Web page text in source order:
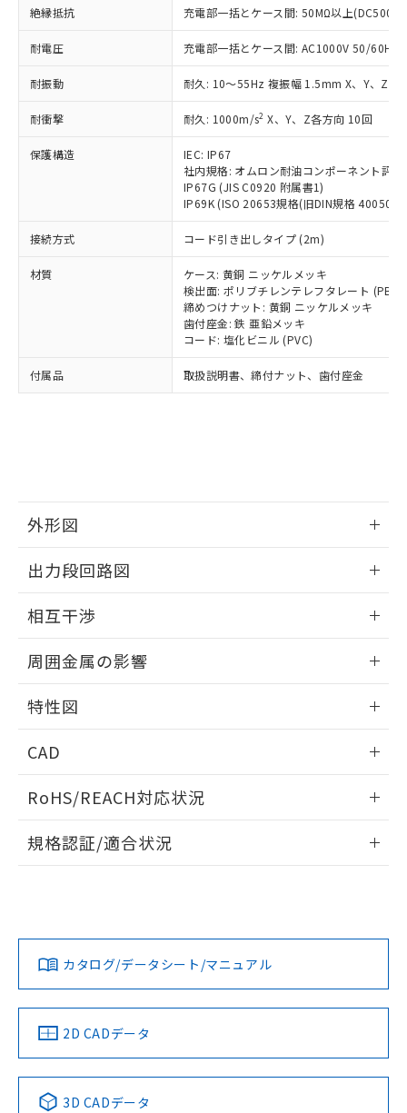
絶縁抵抗 充電部一括とケース間: 50MΩ以上(DC500V
耐電圧 充電部一括とケース間: AC1000V 50/60Hz
耐振動 耐久: 10～55Hz 複振幅 1.5mm X、Y、Z各
耐衝撃 耐久: 1000m/s2 X、Y、Z各方向 10回
保護構造
IEC: IP67
社内規格: オムロン耐油コンポーネント評
IP67G (JIS C0920 附属書1)
IP69K (ISO 20653規格(旧DIN規格 40050
接続方式 コード引き出しタイプ (2m)
材質
ケース: 黄銅 ニッケルメッキ
検出面: ポリブチレンテレフタレート (PBT)
締めつけナット: 黄銅 ニッケルメッキ
歯付座金: 鉄 亜鉛メッキ
コード: 塩化ビニル (PVC)
付属品 取扱説明書、締付ナット、歯付座金
外形図
外形図
出力段回路図
出力段回路図
タイムチャート
相互干渉
相互干渉
A: 70mm以上、B: 45mm以上
周囲金属の影響
周囲金属の影響
上、n: 54mm以上
特性図
検出物体の大きさと材質による影響
検出領域
CAD
ドすることができます。
ログイン/会員登録
ダウンロードデータをご利用いただく前に、以下を必ずお読
みください。
ソフトウェアの使用条件
RoHS/REACH対応状況
EU RoHS 注意事項・凡例
対応済み
中国 RoHS 注意事項・凡例
規格認証/適合状況
LR型式承認
（イギリス
船舶規格）
DNV型式承認
（ノルウェー
BV型式承認
（フランス
KR型式
（韓国
No No No No
カタログ/データシート/マニュアル
2D CADデータ
3D CADデータ
在庫状況および標準価格照会結果は、
記載している更新日時点での社内デー
タに基づき作成されるものであり、閲
覧された時点での実際の在庫および標
準価格とは異なる場合があることをご
正式な納期状況および標準価格はお客
様のお取引先、またはお客様担当のオ
ムロン制御機器販売店・当社販売員に
ご相談ください。
オムロン制御機器販売店や当社販売拠
販売ネットワーク
」をご確認
在庫状況および標準価格結果を当社の
事前の承諾なく第三者に漏洩または開
示しないようお願いします。
マイパーツ機能（部品リスト作成サー
ビス）をご利用いただくには、I-Web
メンバーズにご登録されている必要が
お客様が当ウェブサイト上で当社にご
用者の範囲」に記載されている法人を
指します。
むを得ず変更することがあります。
*EU RoHS指令（10物質）：
鉛(Pb) 1000ppm以下、 水銀(Hg) 1000ppm以下、 カド
ミウム(Cd) 100ppm以下、
六価クロム(Cr(Ⅵ)) 1000ppm以下、ポリ臭化ビフェニル
(PBDE) 1000ppm以下、フタル酸ビス(2-エチルヘキシ
ル) (DEHP)(別名：DOP) 1000ppm以下、フタル酸ブチ
ルベンジル（BBP） 1000ppm以下、フタル酸ジブチル
（DBP） 1000ppm以下、フタル酸ジイソブチル
但し、RoHS指令で産業用監視および制御機器に対する
フタル酸エステル類の４物質については閾値を超える意
図的な使用がないことを確認しています。
部品在庫の切り替え状況などにより、予定
月が前後することがあります。
EU RoHS指令（10物質）の非含有証明書
51物質の非含有証明書（当社基準）
るもので、過去に遡って非含有を証明する
ものではありません。
また、RoHS指令のフタル酸エステル類４
物質の対応では、対応完了までの期間は出
荷製品に未対応品が混在することから備考
欄に対応日を記載しておりました。
既に当社にて対応品への在庫切替を完了
り、2022年1月12日より割愛しておりま
す。
い合わせください。
Cr(Ⅵ)(六価クロム) : 1000ppm、 PBBs(ポリ臭化ビフェ
ニル類) : 1000ppm、 PBDEs(ポリ臭化ジフェニルエーテ
DBP(フタル酸ジブチル) : 1000ppm、 DIBP(フタル酸ジ
イソブチル) : 1000ppm、 BBP(フタル酸ブチルベンジ
DEHP(フタル酸ビス(2-エチルヘキシル)) : 1000ppm
※2 環境保護使用期限
「ｅ」：有害物質（10物質）のすべてが基
準値以下であることを示します。
「10」：通常の使用状況下において有害物
質が外部に漏えいし、環境に深刻な影響を
及ぼさない年数を意味します。
「－」：未確認です。当社販売部門へお問
為替および外国貿易法に定める商品
（以下｢規制貨物等」という）を輸出
または国外への提供する場合は、日本
国政府の輸出許可(または役務取引許
可)を取得するなどの必要な手続きを
当社は規制貨物を破棄する場合は、完
全に破砕するなど、違法に輸出されな
いよう必要な手段を講じます。
当社は貴社製品を、核兵器、ミサイ
ル、化学兵器、生物兵器またはその他
武器並びにこれらの製造装置等に一切
使用いたしません。
当社は、貴社製品を第三者に販売する
場合は、上記1、2および3の内容を当
該第三者に通知します。また当社は、
販売先および販売に係わる関係者が違
法に輸出するおそれがある場合は、取
一定数以上の在庫あり
一定数には満たないが在庫あり
在庫なし(最新の在庫状況につ
いては、お客様のお取引先、ま
たはお客様担当のオムロン制御
機器販売店・当社販売員にご確
認ください)
受注生産機種、また在庫状況の
情報を公開していない機種